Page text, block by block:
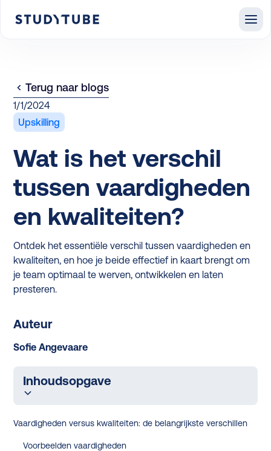
1/1/2024
Upskilling
Wat is het verschil
tussen vaardigheden
en kwaliteiten?
Ontdek het essentiële verschil tussen vaardigheden en
kwaliteiten, en hoe je beide effectief in kaart brengt om
je team optimaal te werven, ontwikkelen en laten
presteren.
Terug naar blogs
Auteur
Sofie Angevaare
Inhoudsopgave
Vaardigheden versus kwaliteiten: de belangrijkste verschillen
Voorbeelden vaardigheden